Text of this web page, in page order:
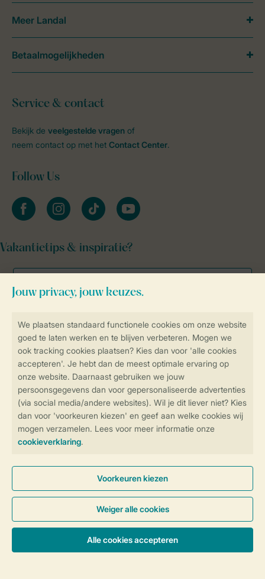
Controle over jouw gegevens &
Instellingen wijzigen
Veilig en snel online boeken
Veilige gegevensoverdracht
Veilige betaling
Service & contact
Bekijk de veelgestelde vragen of
neem contact op met het Contact Center.
Follow Us
facebookinstagramtiktok youtube
Vakantietips & inspiratie?
Meer Landal
Betaalmogelijkheden
Algemene Voorwaarden Privacy Notice
Cookies en banners
Toegankelijkheid © 2026 Landal